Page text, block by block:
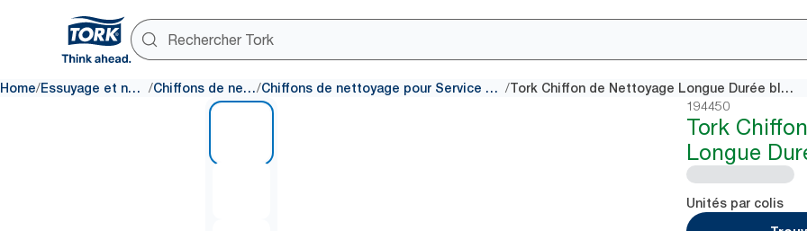
Home/ Essuyage et nettoyage / Chiffons de nettoyage/ Chiffons de nettoyage pour Service de Restauration / Tork Chiffon de Nettoyage Longue Durée bleu W8
194450
Tork
Longue
Unités par colis